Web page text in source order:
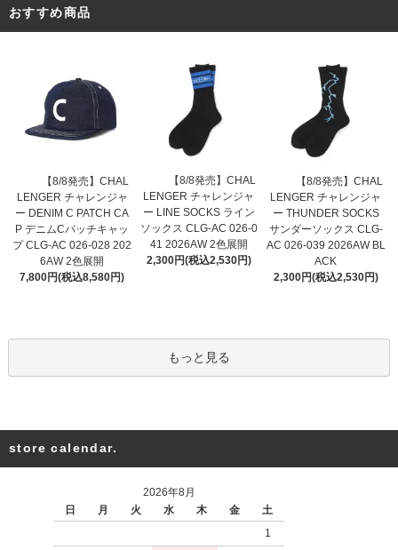
おすすめ商品
【8/8発売】CHAL
LENGER チャレンジャ
ー DENIM C PATCH CA
P デニムCパッチキャッ
プ CLG-AC 026-028 202
6AW 2色展開
7,800円(税込8,580円)
【8/8発売】CHAL
LENGER チャレンジャ
ー LINE SOCKS ライン
ソックス CLG-AC 026-0
41 2026AW 2色展開
2,300円(税込2,530円)
【8/8発売】CHAL
LENGER チャレンジャ
ー THUNDER SOCKS
サンダーソックス CLG-
AC 026-039 2026AW BL
ACK
2,300円(税込2,530円)
もっと見る
store calendar.
2026年8月
日
月 火 水 木 金
土
1